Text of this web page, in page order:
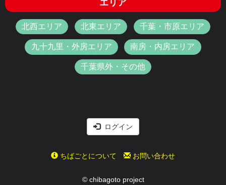
エリア
北西エリア 北東エリア 千葉・市原エリア
九十九里・外房エリア 南房・内房エリア
千葉県外・その他
ログイン
ちばごとについて お問い合わせ
© chibagoto project